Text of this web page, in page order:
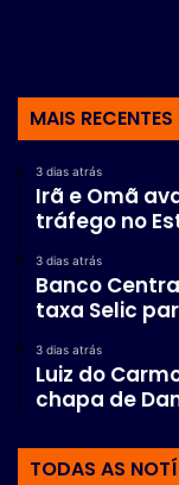
MAIS RECENTES
3 dias atrás
Irã e Omã
tráfego no
3 dias atrás
Banco
taxa Selic
3 dias atrás
Luiz do
chapa de
TODAS AS